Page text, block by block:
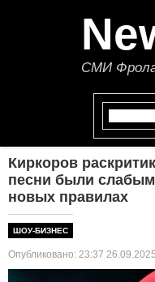
СМИ Фрола
Киркоров
песни были
новых правилах
ШОУ-БИЗНЕС
Опубликовано: 23:37 26.09.2025